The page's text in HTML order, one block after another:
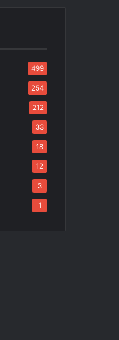
499
254
212
33
18
12
3
1